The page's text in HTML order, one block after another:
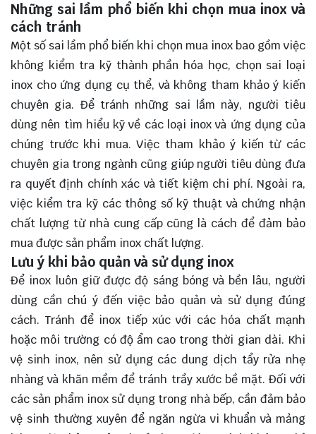
Những sai lầm phổ biến khi chọn mua inox và
cách tránh
Một số sai lầm phổ biến khi chọn mua inox bao gồm việc
không kiểm tra kỹ thành phần hóa học, chọn sai loại
inox cho ứng dụng cụ thể, và không tham khảo ý kiến
chuyên gia. Để tránh những sai lầm này, người tiêu
dùng nên tìm hiểu kỹ về các loại inox và ứng dụng của
chúng trước khi mua. Việc tham khảo ý kiến từ các
chuyên gia trong ngành cũng giúp người tiêu dùng đưa
ra quyết định chính xác và tiết kiệm chi phí. Ngoài ra,
việc kiểm tra kỹ các thông số kỹ thuật và chứng nhận
chất lượng từ nhà cung cấp cũng là cách để đảm bảo
mua được sản phẩm inox chất lượng.
Lưu ý khi bảo quản và sử dụng inox
Để inox luôn giữ được độ sáng bóng và bền lâu, người
dùng cần chú ý đến việc bảo quản và sử dụng đúng
cách. Tránh để inox tiếp xúc với các hóa chất mạnh
hoặc môi trường có độ ẩm cao trong thời gian dài. Khi
vệ sinh inox, nên sử dụng các dung dịch tẩy rửa nhẹ
nhàng và khăn mềm để tránh trầy xước bề mặt. Đối với
các sản phẩm inox sử dụng trong nhà bếp, cần đảm bảo
vệ sinh thường xuyên để ngăn ngừa vi khuẩn và mảng